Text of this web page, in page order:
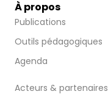
À propos
Publications
Outils pédagogiques
Agenda
Acteurs & partenaires